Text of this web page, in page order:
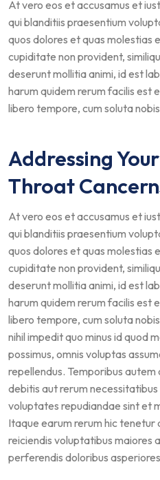
At vero eos et accusamus et
qui blanditiis praesentium
quos dolores et quas molestias
cupiditate non provident,
deserunt mollitia animi, id est
harum quidem rerum facilis est
libero tempore, cum soluta
Addressing
Throat
At vero eos et accusamus et
qui blanditiis praesentium
quos dolores et quas molestias
cupiditate non provident,
deserunt mollitia animi, id est
harum quidem rerum facilis est
libero tempore, cum soluta
nihil impedit quo minus id quod
possimus, omnis voluptas
repellendus. Temporibus
debitis aut rerum
voluptates repudiandae sint et
Itaque earum rerum hic tenetur
reiciendis voluptatibus maiores
perferendis doloribus